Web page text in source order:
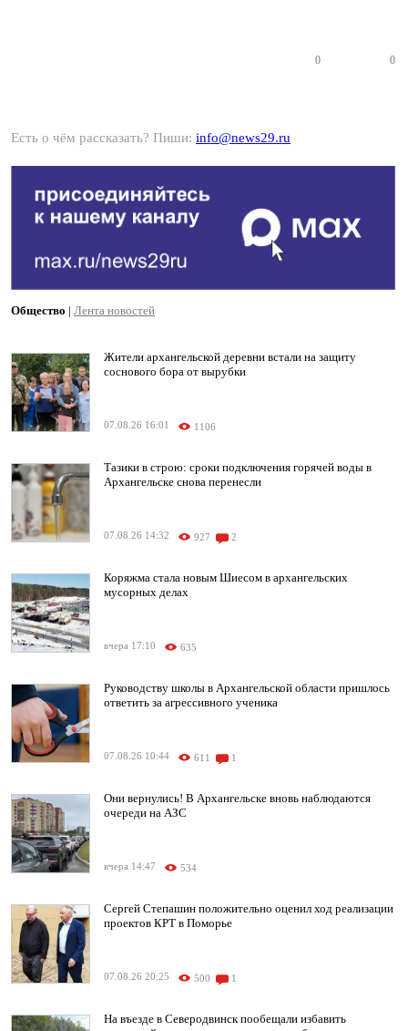
0 0
Есть о чём рассказать? Пиши: info@news29.ru
Общество | Лента новостей
Жители архангельской деревни встали на защиту
соснового бора от вырубки
07.08.26 16:01 1106
Тазики в строю: сроки подключения горячей воды в
Архангельске снова перенесли
07.08.26 14:32 927 2
Коряжма стала новым Шиесом в архангельских
мусорных делах
вчера 17:10 635
Руководству школы в Архангельской области пришлось
ответить за агрессивного ученика
07.08.26 10:44 611 1
Они вернулись! В Архангельске вновь наблюдаются
очереди на АЗС
вчера 14:47 534
Сергей Степашин положительно оценил ход реализации
проектов КРТ в Поморье
07.08.26 20:25 500 1
На въезде в Северодвинск пообещали избавить